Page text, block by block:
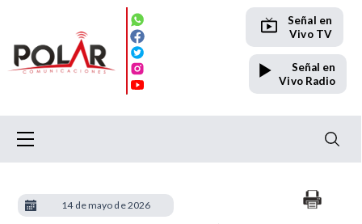
Señal en
Vivo TV
Señal en
Vivo Radio
14 de mayo de 2026